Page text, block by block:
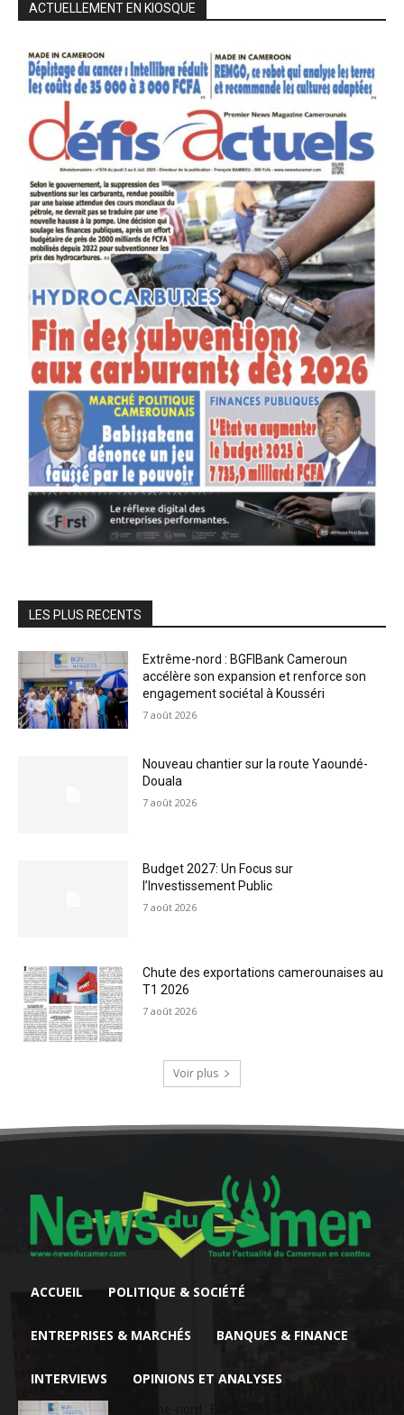
ACTUELLEMENT EN KIOSQUE
LES PLUS RECENTS
Extrême-nord : BGFIBank Cameroun
accélère son expansion et renforce son
engagement sociétal à Kousséri
7 août 2026
Nouveau chantier sur la route Yaoundé-
Douala
7 août 2026
Budget 2027: Un Focus sur
l’Investissement Public
7 août 2026
Chute des exportations camerounaises au
T1 2026
7 août 2026
Voir plus
ACCUEIL POLITIQUE & SOCIÉTÉ
ENTREPRISES & MARCHÉS BANQUES & FINANCE
INTERVIEWS OPINIONS ET ANALYSES